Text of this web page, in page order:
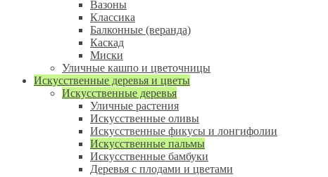
Вазоны
Классика
Балконные (веранда)
Каскад
Миски
Уличные кашпо и цветочницы
Искусственные деревья и цветы
Искусственные деревья
Уличные растения
Искусственные оливы
Искусственные фикусы и лонгифолии
Искусственные пальмы
Искусственные бамбуки
Деревья с плодами и цветами